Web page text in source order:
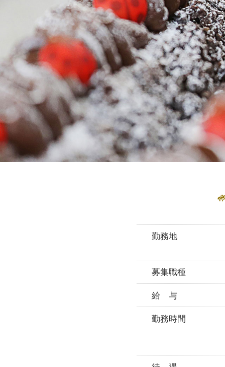
勤務地
募集職種
給 与
勤務時間